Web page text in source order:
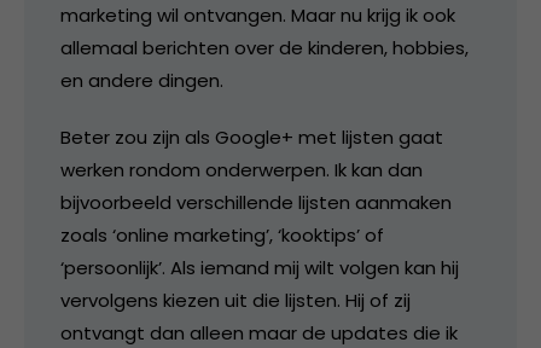
marketing wil ontvangen. Maar nu krijg ik ook
allemaal berichten over de kinderen, hobbies,
en andere dingen.
Beter zou zijn als Google+ met lijsten gaat
werken rondom onderwerpen. Ik kan dan
bijvoorbeeld verschillende lijsten aanmaken
zoals ‘online marketing’, ‘kooktips’ of
‘persoonlijk’. Als iemand mij wilt volgen kan hij
vervolgens kiezen uit die lijsten. Hij of zij
ontvangt dan alleen maar de updates die ik